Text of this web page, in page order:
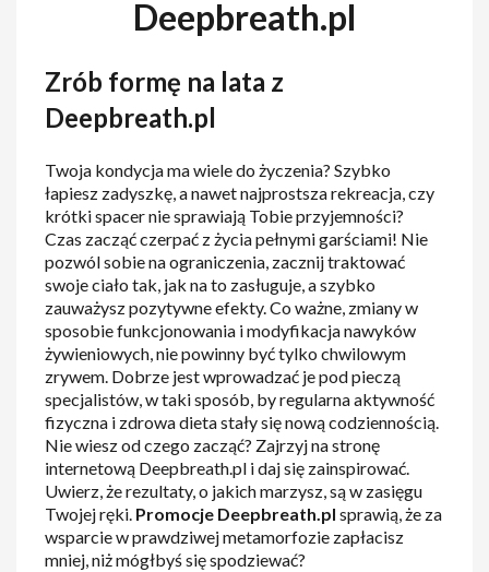
Deepbreath.pl
Zrób formę na lata z
Deepbreath.pl
Twoja kondycja ma wiele do życzenia? Szybko
łapiesz zadyszkę, a nawet najprostsza rekreacja, czy
krótki spacer nie sprawiają Tobie przyjemności?
Czas zacząć czerpać z życia pełnymi garściami! Nie
pozwól sobie na ograniczenia, zacznij traktować
swoje ciało tak, jak na to zasługuje, a szybko
zauważysz pozytywne efekty. Co ważne, zmiany w
sposobie funkcjonowania i modyfikacja nawyków
żywieniowych, nie powinny być tylko chwilowym
zrywem. Dobrze jest wprowadzać je pod pieczą
specjalistów, w taki sposób, by regularna aktywność
fizyczna i zdrowa dieta stały się nową codziennością.
Nie wiesz od czego zacząć? Zajrzyj na stronę
internetową Deepbreath.pl i daj się zainspirować.
Uwierz, że rezultaty, o jakich marzysz, są w zasięgu
Twojej ręki. Promocje Deepbreath.pl sprawią, że za
wsparcie w prawdziwej metamorfozie zapłacisz
mniej, niż mógłbyś się spodziewać?